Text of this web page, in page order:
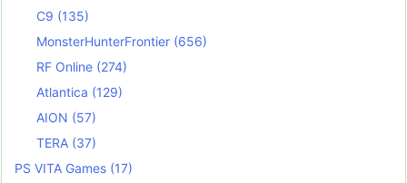
C9 (135)
MonsterHunterFrontier (656)
RF Online (274)
Atlantica (129)
AION (57)
TERA (37)
PS VITA Games (17)